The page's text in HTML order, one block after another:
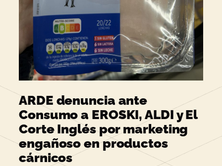
ARDE denuncia ante
Consumo a EROSKI, ALDI y El
Corte Inglés por marketing
engañoso en productos
cárnicos